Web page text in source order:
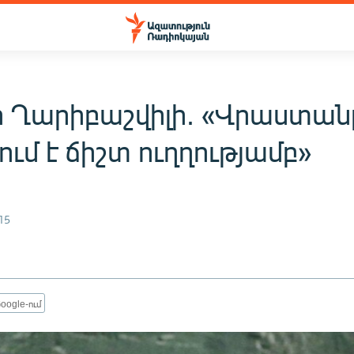
Ղարիբաշվիլի.
է ճիշտ ուղղությամբ»
ում